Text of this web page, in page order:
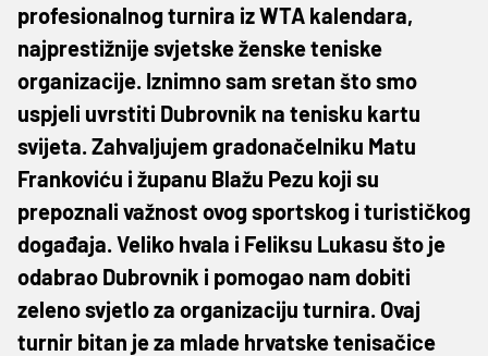
profesionalnog turnira iz WTA kalendara,
najprestižnije svjetske ženske teniske
organizacije. Iznimno sam sretan što smo
uspjeli uvrstiti Dubrovnik na tenisku kartu
svijeta. Zahvaljujem gradonačelniku Matu
Frankoviću i županu Blažu Pezu koji su
prepoznali važnost ovog sportskog i turističkog
događaja. Veliko hvala i Feliksu Lukasu što je
odabrao Dubrovnik i pomogao nam dobiti
zeleno svjetlo za organizaciju turnira. Ovaj
turnir bitan je za mlade hrvatske tenisačice